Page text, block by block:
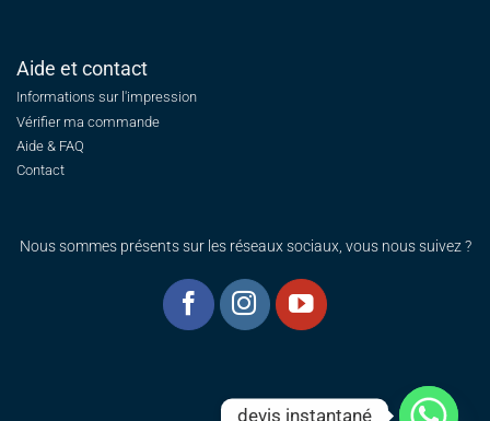
Aide et contact
Informations sur l'impression
Vérifier ma commande
Aide & FAQ
Contact
Nous sommes présents sur les réseaux sociaux, vous nous suivez ?
devis instantané